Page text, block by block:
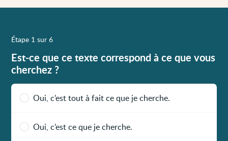
Étape 1 sur 6
Est-ce que ce texte correspond à ce que vous
cherchez ?
Oui, c’est tout à fait ce que je cherche.
Oui, c’est ce que je cherche.